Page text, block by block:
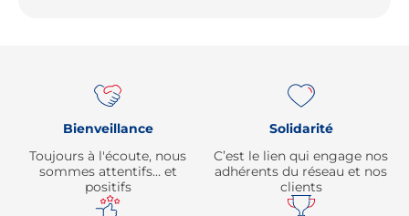
Bienveillance
Toujours à l'écoute, nous
sommes attentifs… et
positifs
Solidarité
C’est le lien qui engage nos
adhérents du réseau et nos
clients